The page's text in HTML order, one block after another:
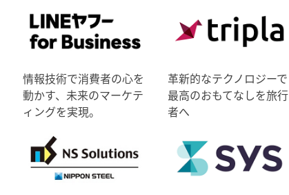
情報技術で消費者の心を
動かす、未来のマーケテ
ィングを実現。
革新的なテクノロジーで
最高のおもてなしを旅行
者へ